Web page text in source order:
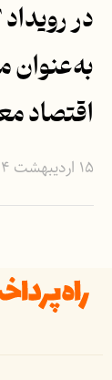
اقتصاد
۱۵ اردیبهشت ۱۴۰۴